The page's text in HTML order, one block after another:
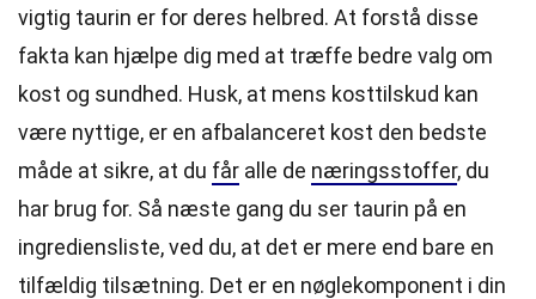
vigtig taurin er for deres helbred. At forstå disse
fakta kan hjælpe dig med at træffe bedre valg om
kost og sundhed. Husk, at mens kosttilskud kan
være nyttige, er en afbalanceret kost den bedste
måde at sikre, at du får alle de næringsstoffer, du
har brug for. Så næste gang du ser taurin på en
ingrediensliste, ved du, at det er mere end bare en
tilfældig tilsætning. Det er en nøglekomponent i din